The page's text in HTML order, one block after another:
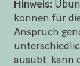
Hinweis:
können für
Anspruch
ausübt, kann